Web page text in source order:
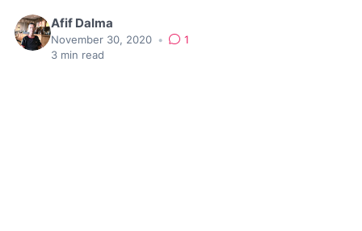
Afif Dalma
November 30, 2020 •
1
3 min read